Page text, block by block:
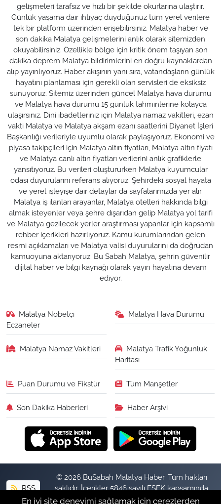
gelişmeleri tarafsız ve hızlı bir şekilde okurlarına ulaştırır.
Günlük yaşama dair ihtiyaç duyduğunuz tüm yerel verilere
tek bir platform üzerinden erişebilirsiniz. Malatya haber ve
son dakika Malatya gelişmelerini anlık olarak sitemizden
okuyabilirsiniz. Özellikle bölge için kritik önem taşıyan son
dakika deprem Malatya bildirimlerini en doğru kaynaklardan
alıp yayınlıyoruz. Haber akışının yanı sıra, vatandaşların günlük
hayatını planlaması için gerekli olan servisleri de eksiksiz
sunuyoruz. Sitemiz üzerinden güncel Malatya hava durumu
ve Malatya hava durumu 15 günlük tahminlerine kolayca
ulaşırsınız. Dini ibadetleriniz için Malatya namaz vakitleri, ezan
vakti Malatya ve Malatya akşam ezanı saatlerini Diyanet İşleri
Başkanlığı verileriyle uyumlu olarak paylaşıyoruz. Ekonomi ve
piyasa takipçileri için Malatya altın fiyatları, Malatya altın fiyatı
ve Malatya canlı altın fiyatları verilerini anlık grafiklerle
yansıtıyoruz. Bu verileri oluştururken Malatya kuyumcular
odası duyurularını referans alıyoruz. Şehirdeki sosyal hayata
ve yerel işleyişe dair detaylar da sayfalarımızda yer alır.
Malatya iş ilanları arayanlar, Malatya otelleri hakkında bilgi
almak isteyenler veya şehre dışarıdan gelip Malatya yol tarifi
ve Malatya gezilecek yerler araştırması yapanlar için kapsamlı
rehber içerikleri hazırlıyoruz. Kamu kurumlarından gelen
resmi açıklamaları ve Malatya valisi duyurularını da doğrudan
kamuoyuna aktarıyoruz. Bu Sabah Malatya, şehrin güvenilir
dijital haber ve bilgi kaynağı olarak yayın hayatına devam
ediyor.
Malatya Nöbetçi
Eczaneler
Malatya Hava Durumu
Malatya Namaz Vakitleri
Malatya Trafik Yoğunluk
Haritası
Puan Durumu ve Fikstür Tüm Manşetler
Son Dakika Haberleri Haber Arşivi
RSS
© 2026 BuSabah Malatya Haber. Tüm hakları
saklıdır. İçerikler 5846 sayılı FSEK kapsamında
izinsiz kopyalanamaz.
En iyi site deneyimi sağlamak için çerezlerden